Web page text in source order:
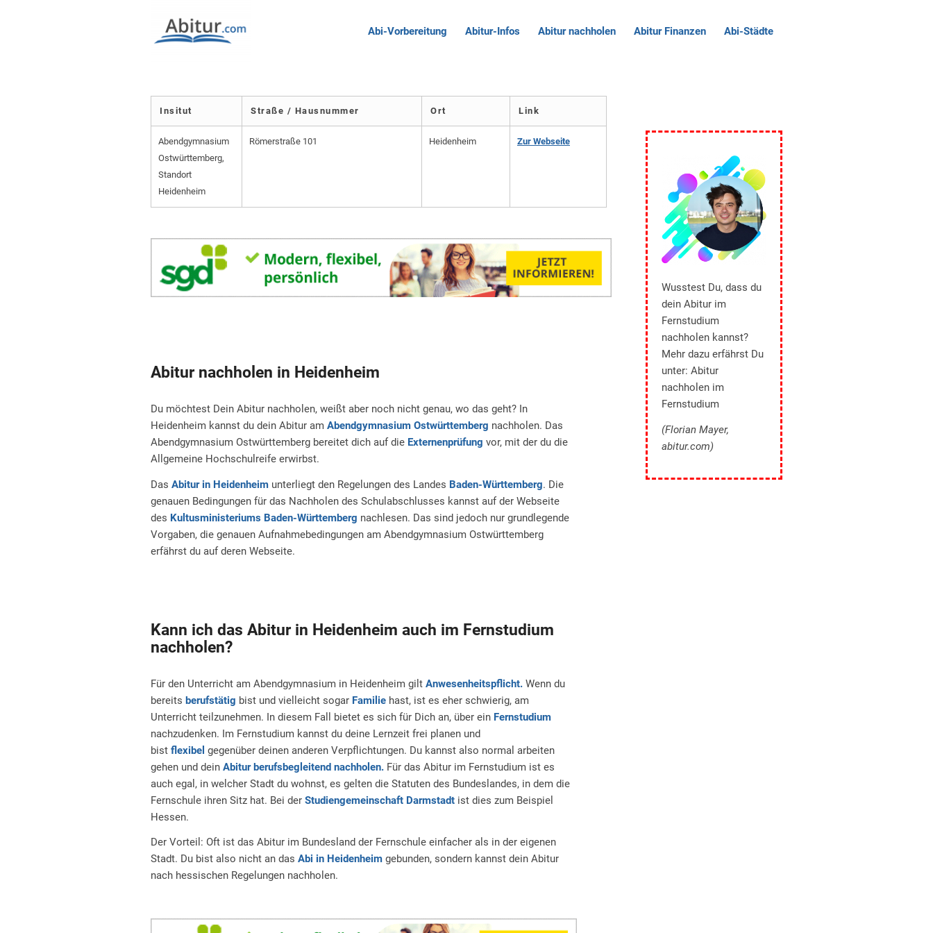
Abi-Vorbereitung Abitur-Infos Abitur nachholen Abitur Finanzen Abi-Städte
Insitut Straße / Hausnummer Ort Link
Abendgymnasium
Ostwürttemberg,
Standort
Heidenheim
Römerstraße 101 Heidenheim Zur Webseite
Abitur nachholen in Heidenheim
Du möchtest Dein Abitur nachholen, weißt aber noch nicht genau, wo das geht? In
Heidenheim kannst du dein Abitur am Abendgymnasium Ostwürttemberg nachholen. Das
Abendgymnasium Ostwürttemberg bereitet dich auf die Externenprüfung vor, mit der du die
Allgemeine Hochschulreife erwirbst.
Das Abitur in Heidenheim unterliegt den Regelungen des Landes Baden-Württemberg. Die
genauen Bedingungen für das Nachholen des Schulabschlusses kannst auf der Webseite
des Kultusministeriums Baden-Württemberg nachlesen. Das sind jedoch nur grundlegende
Vorgaben, die genauen Aufnahmebedingungen am Abendgymnasium Ostwürttemberg
erfährst du auf deren Webseite.
Kann ich das Abitur in Heidenheim auch im Fernstudium
nachholen?
Für den Unterricht am Abendgymnasium in Heidenheim gilt Anwesenheitspflicht. Wenn du
bereits berufstätig bist und vielleicht sogar Familie hast, ist es eher schwierig, am
Unterricht teilzunehmen. In diesem Fall bietet es sich für Dich an, über ein Fernstudium
nachzudenken. Im Fernstudium kannst du deine Lernzeit frei planen und
bist flexibel gegenüber deinen anderen Verpflichtungen. Du kannst also normal arbeiten
gehen und dein Abitur berufsbegleitend nachholen. Für das Abitur im Fernstudium ist es
auch egal, in welcher Stadt du wohnst, es gelten die Statuten des Bundeslandes, in dem die
Fernschule ihren Sitz hat. Bei der Studiengemeinschaft Darmstadt ist dies zum Beispiel
Hessen.
Der Vorteil: Oft ist das Abitur im Bundesland der Fernschule einfacher als in der eigenen
Stadt. Du bist also nicht an das Abi in Heidenheim gebunden, sondern kannst dein Abitur
nach hessischen Regelungen nachholen.
Wusstest Du, dass du
dein Abitur im
Fernstudium
nachholen kannst?
Mehr dazu erfährst Du
unter:Abitur
nachholen im
Fernstudium
(Florian Mayer,
abitur.com)